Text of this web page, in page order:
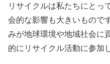
リサイクルは私たちにとっ
会的な影響も大きいもので
みが地球環境や地域社会に
的にリサイクル活動に参加